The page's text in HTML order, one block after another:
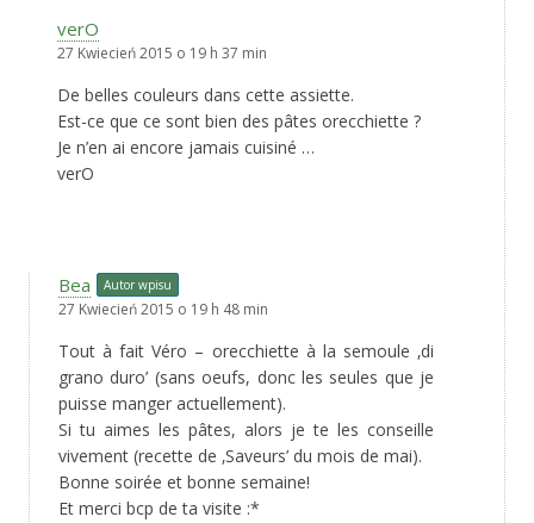
verO
27 Kwiecień 2015 o 19 h 37 min
De belles couleurs dans cette assiette.
Est-ce que ce sont bien des pâtes orecchiette ?
Je n’en ai encore jamais cuisiné …
verO
Bea Autor wpisu
27 Kwiecień 2015 o 19 h 48 min
Tout à fait Véro – orecchiette à la semoule ‚di
grano duro’ (sans oeufs, donc les seules que je
puisse manger actuellement).
Si tu aimes les pâtes, alors je te les conseille
vivement (recette de ‚Saveurs’ du mois de mai).
Bonne soirée et bonne semaine!
Et merci bcp de ta visite :*